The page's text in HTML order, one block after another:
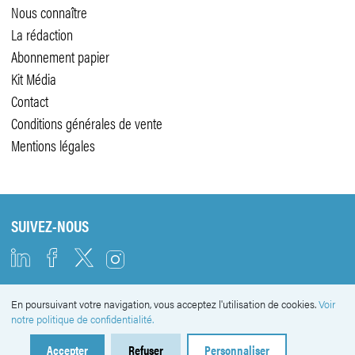
Nous connaître
La rédaction
Abonnement papier
Kit Média
Contact
Conditions générales de vente
Mentions légales
SUIVEZ-NOUS
NEWSLETTER
En poursuivant votre navigation, vous acceptez l'utilisation de cookies.Voir
notre politique de confidentialité.
Accepter Refuser Personnaliser